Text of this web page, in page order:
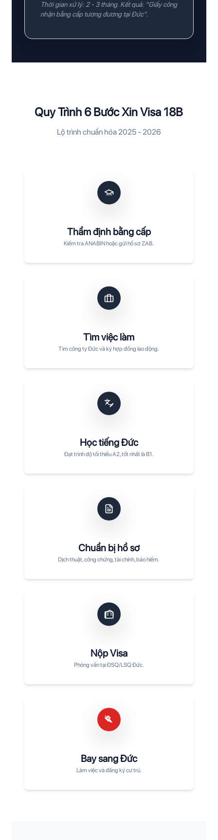
Thời gian xử lý: 2 - 3 tháng. Kết quả: "Giấy công
nhận bằng cấp tương đương tại Đức".
Quy Trình 6 Bước Xin Visa 18B
Lộ trình chuẩn hóa 2025 - 2026
Thẩm định bằng cấp
Kiểm tra ANABIN hoặc gửi hồ sơ ZAB.
Tìm việc làm
Tìm công ty Đức và ký hợp đồng lao động.
Học tiếng Đức
Đạt trình độ tối thiểu A2, tốt nhất là B1.
Chuẩn bị hồ sơ
Dịch thuật, công chứng, tài chính, bảo hiểm.
Nộp Visa
Phỏng vấn tại ĐSQ/LSQ Đức.
Bay sang Đức
Làm việc và đăng ký cư trú.